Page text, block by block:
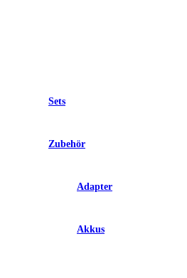
Sets
Zubehör
Adapter
Akkus